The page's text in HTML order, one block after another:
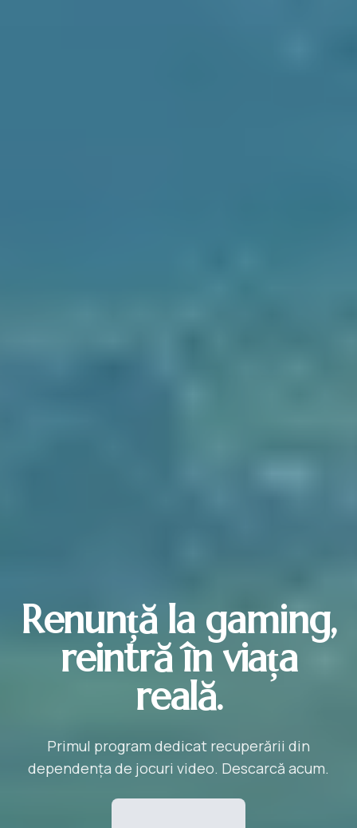
Renunță la gaming,
reintră în viața
reală.
Primul program dedicat recuperării din
dependența de jocuri video. Descarcă acum.